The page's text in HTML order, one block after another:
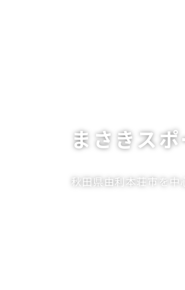
まさきス
秋田県由利本荘市を中